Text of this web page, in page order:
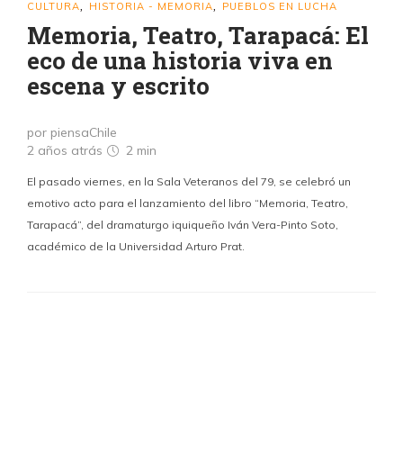
CULTURA HISTORIA - MEMORIA PUEBLOS EN LUCHA
Memoria, Teatro, Tarapacá: El
eco de una historia viva en
escena y escrito
por piensaChile
2 años atrás
2 min
El pasado viernes, en la Sala Veteranos del 79, se celebró un
emotivo acto para el lanzamiento del libro “Memoria, Teatro,
Tarapacá”, del dramaturgo iquiqueño Iván Vera-Pinto Soto,
académico de la Universidad Arturo Prat.